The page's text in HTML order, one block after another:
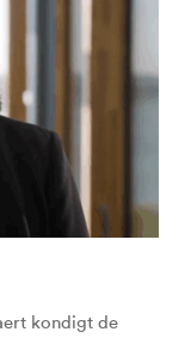
kondigt de